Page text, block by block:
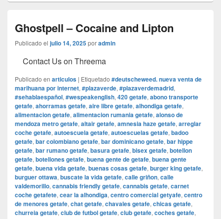
Ghostpell – Cocaine and Lipton
Publicado el julio 14, 2025poradmin
Contact Us on Threema
Publicado en articulos | Etiquetado #deutscheweed. nueva venta de
marihuana por internet, #plazaverde, #plazaverdemadrid,
#sehablaespañol, #wespeakenglish, 420 getafe, abono transporte
getafe, ahorramas getafe, aire libre getafe, alhondiga getafe,
alimentacion getafe, alimentacion rumania getafe, alonso de
mendoza metro getafe, altair getafe, amnesia haze getafe, arreglar
coche getafe, autoescuela getafe, autoescuelas getafe, badoo
getafe, bar colombiano getafe, bar dominicano getafe, bar hippe
getafe, bar rumano getafe, basura getafe, bisex getafe, botellon
getafe, botellones getafe, buena gente de getafe, buena gente
getafe, buena vida getafe, buenas cosas getafe, burger king getafe,
burguer ottawa, buscate la vida getafe, calle griñon, calle
valdemorillo, cannabis friendly getafe, cannabis getafe, carnet
coche getafete, cear la alhondiga, centro comercial getyafe, centro
de menores getafe, chat getafe, chavales getafe, chicas getafe,
churreia getafe, club de futbol getafe, club getafe, coches getafe,